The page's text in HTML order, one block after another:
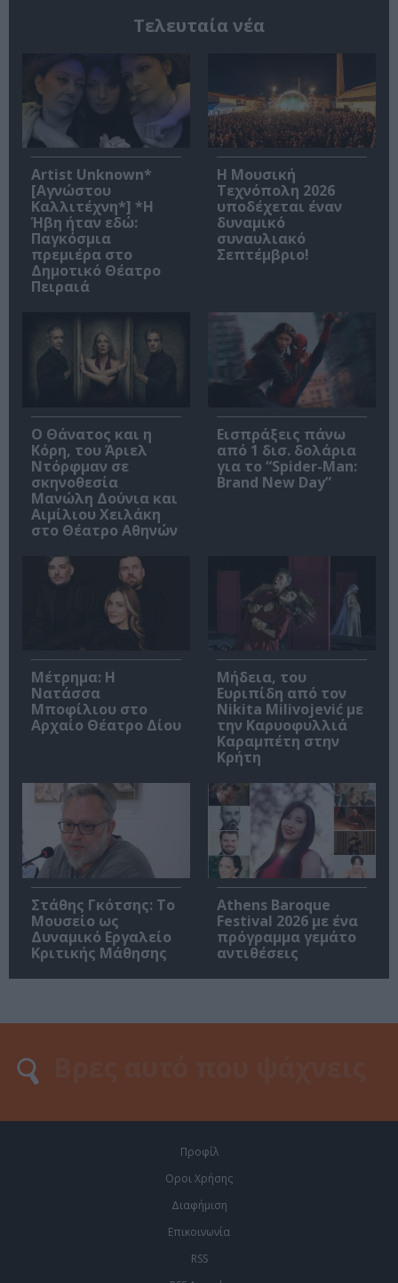
Τελευταία νέα
Artist Unknown*
[Αγνώστου
Καλλιτέχνη*] *Η
Ήβη ήταν εδώ:
Παγκόσμια
πρεμιέρα στο
Δημοτικό Θέατρο
Πειραιά
Η Μουσική
Τεχνόπολη 2026
υποδέχεται έναν
δυναμικό
συναυλιακό
Σεπτέμβριο!
Ο Θάνατος και η
Κόρη, του Άριελ
Ντόρφμαν σε
σκηνοθεσία
Μανώλη Δούνια και
Αιμίλιου Χειλάκη
στο Θέατρο Αθηνών
Εισπράξεις πάνω
από 1 δισ. δολάρια
για το “Spider-Man:
Brand New Day”
Μέτρημα: Η
Νατάσσα
Μποφίλιου στο
Αρχαίο Θέατρο Δίου
Μήδεια, του
Ευριπίδη από τον
Nikita Milivojević με
την Καρυοφυλλιά
Καραμπέτη στην
Κρήτη
Στάθης Γκότσης: Το
Μουσείο ως
Δυναμικό Εργαλείο
Κριτικής Μάθησης
Athens Baroque
Festival 2026 με ένα
πρόγραμμα γεμάτο
αντιθέσεις
Προφίλ
Οροι Χρήσης
Διαφήμιση
Επικοινωνία
RSS